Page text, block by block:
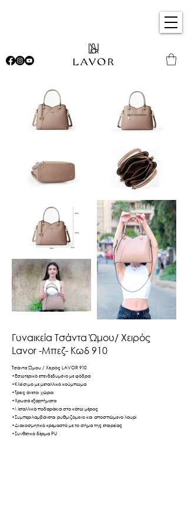
Γυναικεία Τσάντα Ώμου/ Χειρός
Lavor -Μπεζ- Κωδ 910
Τσάντα Ώμου / Χειρός LAVOR 910
•Εσωτερικό επενδεδυμένο με φόδρα
•Κλείσιμο με μεταλλικό κούμπωμα
•Τρεις άνετοι χώροι
•Χρυσά εξαρτήματα
•Μεταλλικά ποδαράκια στο κάτω μέρος
•Συμπεριλαμβάνεται ρυθμιζόμενο και αποσπώμενο λουρί
•Διακοσμητικό κρεμαστό με το σήμα της εταιρείας
•Συνθετικό δέρμα PU